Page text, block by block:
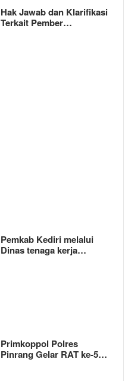
Hak Jawab dan Klarifikasi
Terkait Pember…
Pemkab Kediri melalui
Dinas tenaga kerja…
Primkoppol Polres
Pinrang Gelar RAT ke-5…